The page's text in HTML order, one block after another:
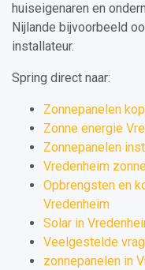
huiseigenaren en
Nijlande bijvoorbeeld
installateur.
Spring direct naar:
Zonnepanelen
Zonne energie
Zonnepanelen
Vredenheim
Opbrengsten en
Vredenheim
Solar in
Veelgestelde
zonnepanelen in